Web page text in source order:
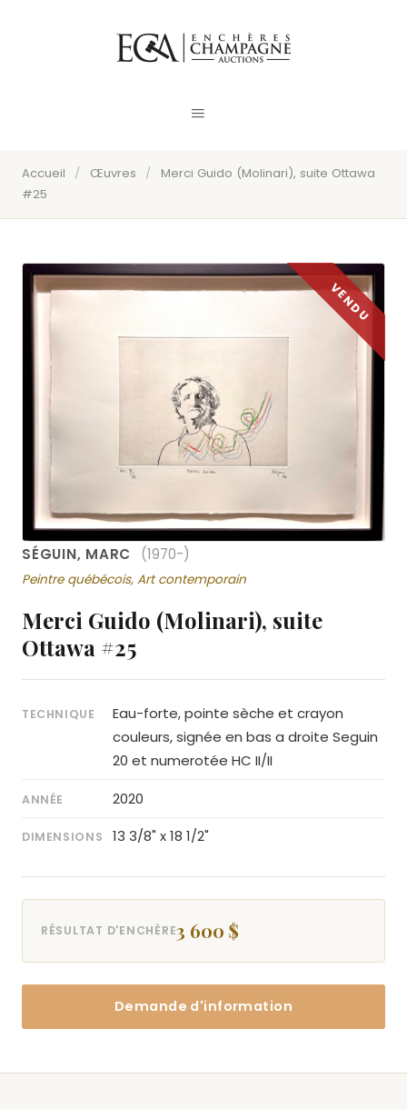
Accueil / Œuvres /
Merci Guido (Molinari), suite Ottawa
#25
SÉGUIN, MARC (1970-)
Peintre québécois, Art contemporain
Merci Guido (Molinari), suite
Ottawa #25
TECHNIQUE
Eau-forte, pointe sèche et crayon
couleurs, signée en bas a droite Seguin
20 et numerotée HC II/II
ANNÉE 2020
DIMENSIONS 13 3/8" x 18 1/2"
RÉSULTAT D'ENCHÈRE3 600 $
Demande d'information